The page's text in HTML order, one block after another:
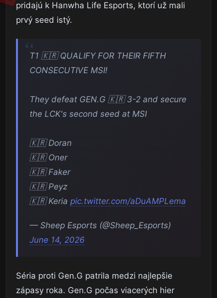
pridajú k Hanwha Life Esports, ktorí už mali
prvý seed istý.
T1 🇰🇷 QUALIFY FOR THEIR FIFTH
CONSECUTIVE MSI!
They defeat GEN.G 🇰🇷 3-2 and secure
the LCK's second seed at MSI
🇰🇷 Doran
🇰🇷 Oner
🇰🇷 Faker
🇰🇷 Peyz
🇰🇷 Keria pic.twitter.com/aDuAMPLema
— Sheep Esports (@Sheep_Esports)
June 14, 2026
Séria proti Gen.G patrila medzi najlepšie
zápasy roka. Gen.G počas viacerých hier